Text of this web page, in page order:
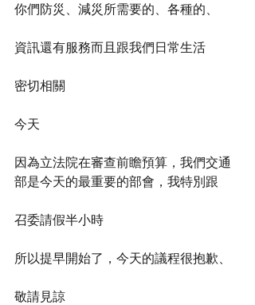
你們防災、減災所需要的、各種的、
資訊還有服務而且跟我們日常生活
密切相關
今天
因為立法院在審查前瞻預算，我們交通
部是今天的最重要的部會，我特別跟
召委請假半小時
所以提早開始了，今天的議程很抱歉、
敬請見諒